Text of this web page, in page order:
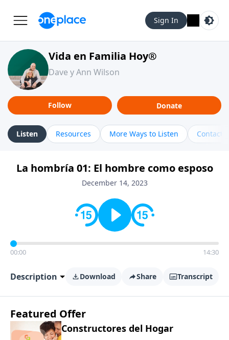
Sign In
Vida en Familia Hoy®
Dave y Ann Wilson
Follow Donate
Listen Resources More Ways to Listen Contact
La hombría 01: El hombre como esposo
December 14, 2023
00:00 14:30
Description Download Share Transcript
Featured Offer
Constructores del Hogar